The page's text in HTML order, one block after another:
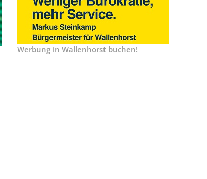
Werbung in Wallenhorst buchen!